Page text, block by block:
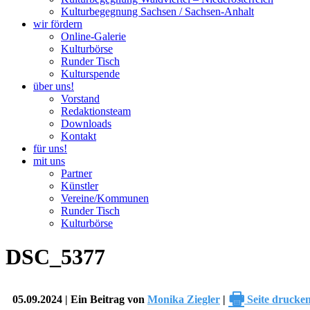
Kulturbegegnung Sachsen / Sachsen-Anhalt
wir fördern
Online-Galerie
Kulturbörse
Runder Tisch
Kulturspende
über uns!
Vorstand
Redaktionsteam
Downloads
Kontakt
für uns!
mit uns
Partner
Künstler
Vereine/Kommunen
Runder Tisch
Kulturbörse
DSC_5377
05.09.2024 | Ein Beitrag von Monika Ziegler | 🖶 Seite